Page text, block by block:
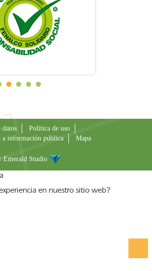
datos
Política de uso
a información pública
Mapa
Emerald Studio
en nuestro sitio web?